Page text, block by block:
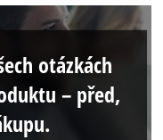
otázkách
– před,